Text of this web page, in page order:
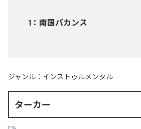
1 ： 南国バカンス
ジャンル： インストゥルメンタル
ターカー